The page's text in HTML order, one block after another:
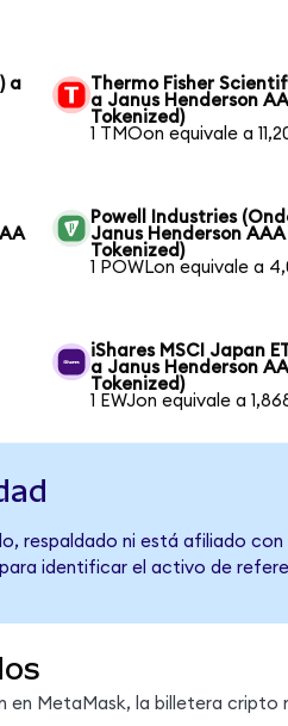
a
Thermo Fisher
a Janus Henderson
Tokenized)
1 TMOon equivale a
Powell Industries
Janus Henderson AAA
Tokenized)
1 POWLon equivale a
iShares MSCI Japan
a Janus Henderson
Tokenized)
1 EWJon equivale a
respaldado ni está afiliado con
identificar el activo de
en MetaMask, la billetera cripto